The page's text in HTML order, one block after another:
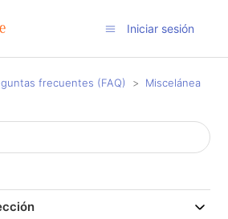
Iniciar sesión
frecuentes (FAQ)
Miscelánea